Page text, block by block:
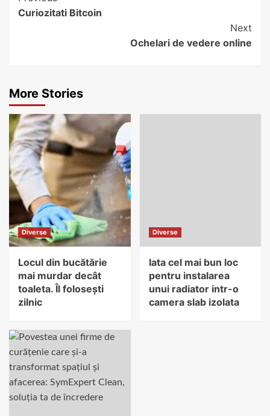
Reading
Curiozitati Bitcoin
Next
Ochelari de vedere online
More Stories
Diverse
Locul din bucătărie
mai murdar decât
toaleta. Îl folosești
zilnic
Diverse
Iata cel mai bun loc
pentru instalarea
unui radiator intr-o
camera slab izolata